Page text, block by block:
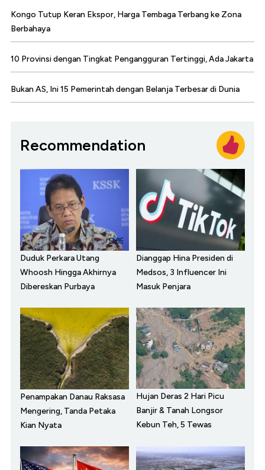
Kongo Tutup Keran Ekspor, Harga Tembaga Terbang ke Zona
Berbahaya
10 Provinsi dengan Tingkat Pengangguran Tertinggi, Ada Jakarta
Bukan AS, Ini 15 Pemerintah dengan Belanja Terbesar di Dunia
Recommendation
Duduk Perkara Utang
Whoosh Hingga Akhirnya
Dibereskan Purbaya
Dianggap Hina Presiden di
Medsos, 3 Influencer Ini
Masuk Penjara
Penampakan Danau Raksasa
Mengering, Tanda Petaka
Kian Nyata
Hujan Deras 2 Hari Picu
Banjir & Tanah Longsor
Kebun Teh, 5 Tewas